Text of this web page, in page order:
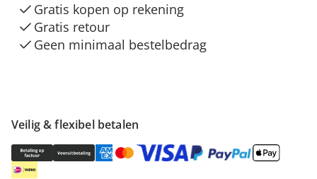
Veilig & flexibel betalen
Gratis kopen op rekening
Gratis retour
Geen minimaal bestelbedrag